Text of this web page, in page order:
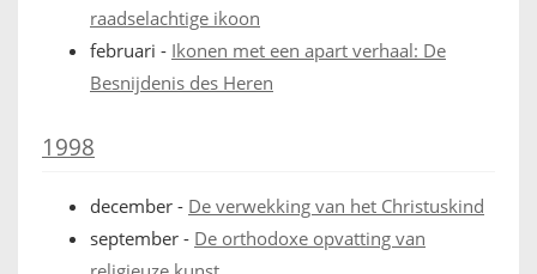
raadselachtige ikoon
februari - Ikonen met een apart verhaal: De
Besnijdenis des Heren
1998
december - De verwekking van het Christuskind
september - De orthodoxe opvatting van